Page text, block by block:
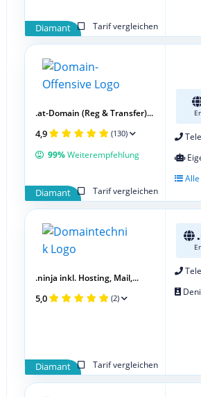
Diamant Tarif vergleichen
Diamant
Tarif vergleichen
.at-Domain (Reg & Transfer)...
4,9 (130)
99%Weiterempfehlung
Diamant Tarif vergleichen
.ninja inkl. Hosting, Mail,...
5,0 (2)